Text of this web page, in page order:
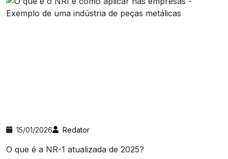
15/01/2026 Redator
O que é a NR-1 atualizada de 2025?